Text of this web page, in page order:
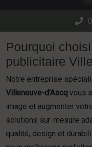
Pourquoi
publicitaire
Notre entreprise
Villeneuve-d’Ascq vous
image et augmenter
solutions sur-mesure
qualité, design et